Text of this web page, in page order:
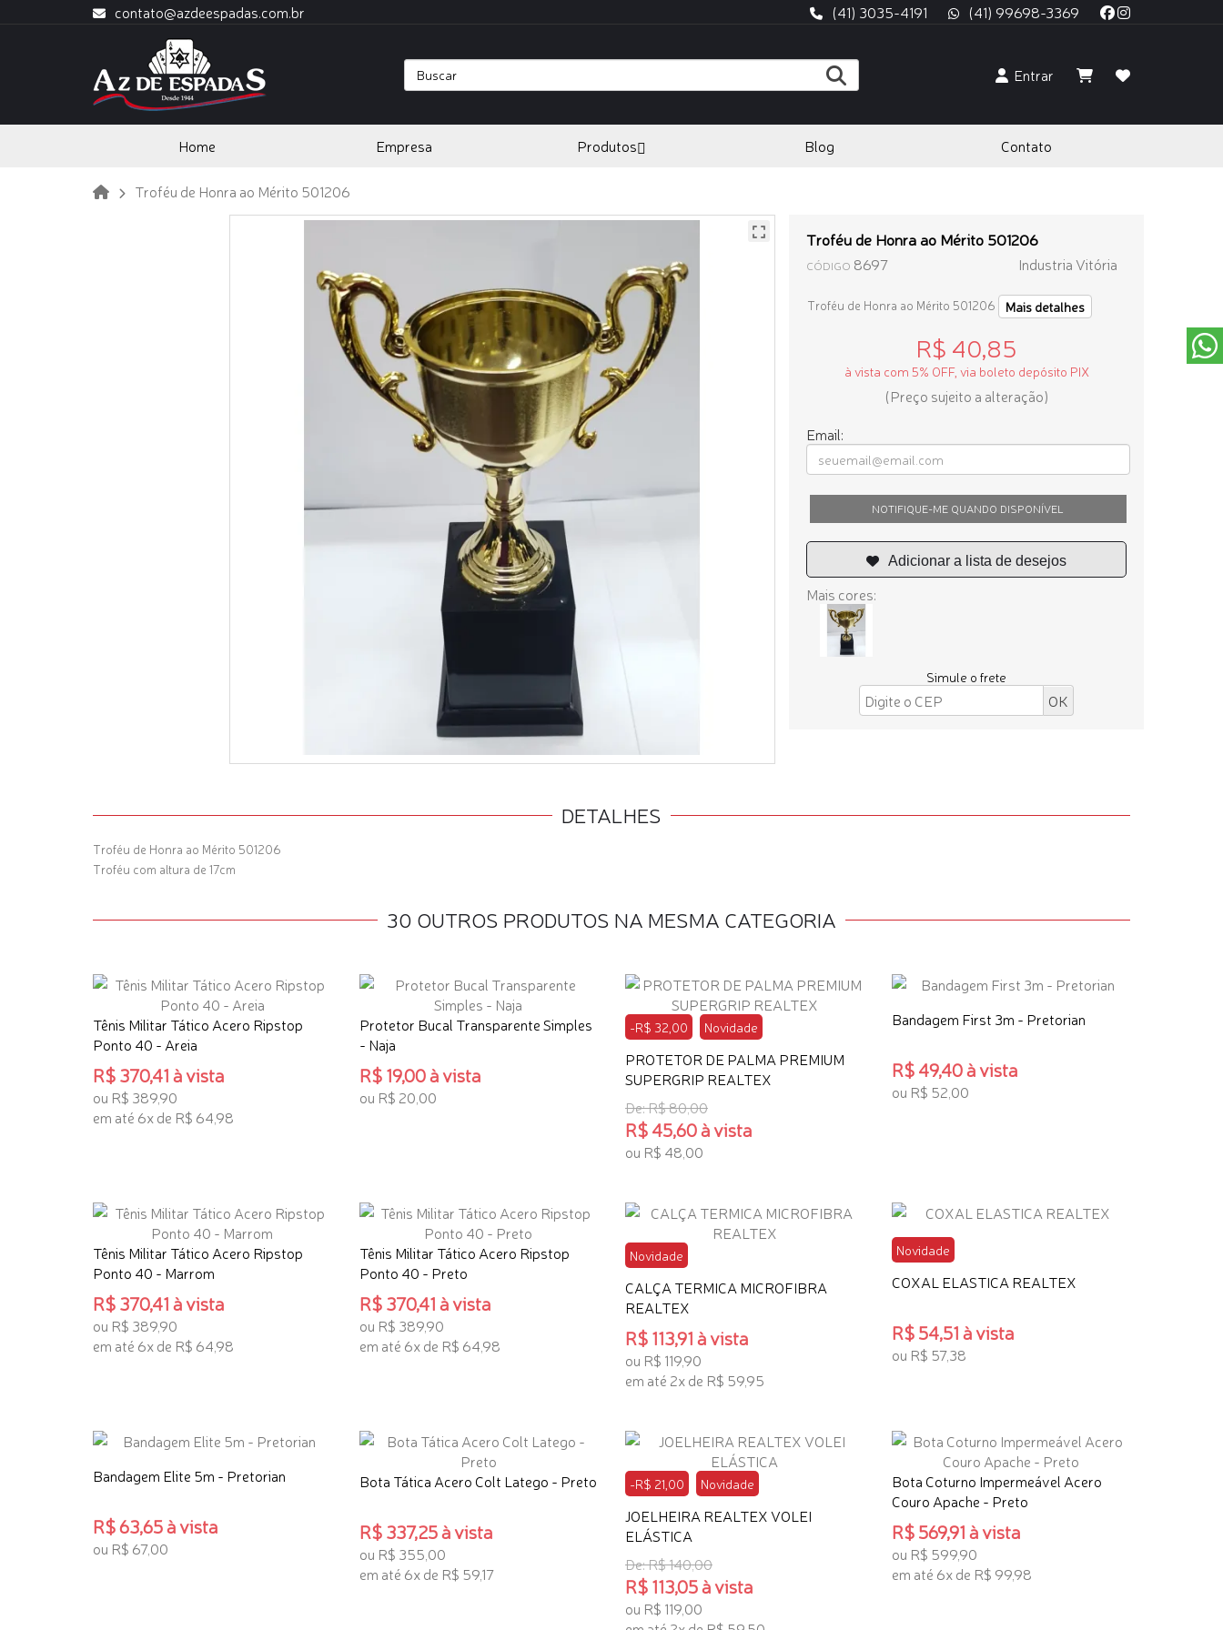
contato@azdeespadas.com.br (41) 3035-4191 (41) 99698-3369
Entrar
Home Empresa Produtos Blog Contato
Troféu de Honra ao Mérito 501206
Troféu de Honra ao Mérito 501206
CÓDIGO 8697 Industria Vitória
Troféu de Honra ao Mérito 501206 Mais detalhes
R$ 40,85
à vista com 5% OFF, via boleto depósito PIX
(Preço sujeito a alteração)
Email:
NOTIFIQUE-ME QUANDO DISPONÍVEL
Mais cores:
Simule o frete
DETALHES
Troféu de Honra ao Mérito 501206
Troféu com altura de 17cm
30 OUTROS PRODUTOS NA MESMA CATEGORIA
Tênis Militar Tático Acero Ripstop
Ponto 40 - Areia
R$ 370,41 à vista
ou R$ 389,90
em até 6x de R$ 64,98
Protetor Bucal Transparente Simples
- Naja
R$ 19,00 à vista
ou R$ 20,00
-R$ 32,00 Novidade
PROTETOR DE PALMA PREMIUM
SUPERGRIP REALTEX
De: R$ 80,00
R$ 45,60 à vista
ou R$ 48,00
Bandagem First 3m - Pretorian
R$ 49,40 à vista
ou R$ 52,00
Tênis Militar Tático Acero Ripstop
Ponto 40 - Marrom
R$ 370,41 à vista
ou R$ 389,90
em até 6x de R$ 64,98
Tênis Militar Tático Acero Ripstop
Ponto 40 - Preto
R$ 370,41 à vista
ou R$ 389,90
em até 6x de R$ 64,98
Novidade
CALÇA TERMICA MICROFIBRA
REALTEX
R$ 113,91 à vista
ou R$ 119,90
em até 2x de R$ 59,95
Novidade
COXAL ELASTICA REALTEX
R$ 54,51 à vista
ou R$ 57,38
Bandagem Elite 5m - Pretorian
R$ 63,65 à vista
ou R$ 67,00
Bota Tática Acero Colt Latego - Preto
R$ 337,25 à vista
ou R$ 355,00
em até 6x de R$ 59,17
-R$ 21,00 Novidade
JOELHEIRA REALTEX VOLEI
ELÁSTICA
De: R$ 140,00
R$ 113,05 à vista
ou R$ 119,00
Bota Coturno Impermeável Acero
Couro Apache - Preto
R$ 569,91 à vista
ou R$ 599,90
em até 6x de R$ 99,98